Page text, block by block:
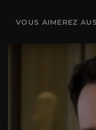
Une Minute au
Une Minute au
Une Minute au
VOUS AIMEREZ